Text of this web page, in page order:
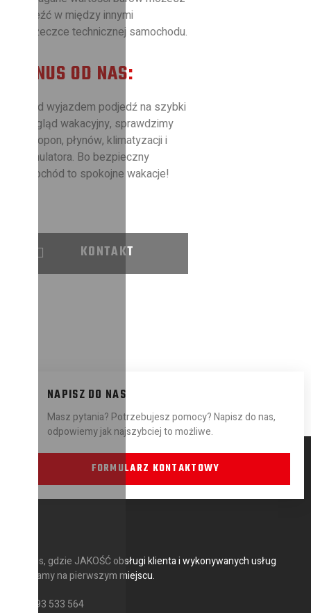
znaleźć w między innymi
książeczce technicznej samochodu.
BONUS OD NAS:
Przed wyjazdem podjedź na szybki
przegląd wakacyjny, sprawdzimy
stan opon, płynów, klimatyzacji i
akumulatora. Bo bezpieczny
samochód to spokojne wakacje!
KONTAKT
NAPISZ DO NAS
Masz pytania? Potrzebujesz pomocy? Napisz do nas,
odpowiemy jak najszybciej to możliwe.
FORMULARZ KONTAKTOWY
Serwis, gdzie JAKOŚĆ obsługi klienta i wykonywanych usług
stawiamy na pierwszym miejscu.
693 533 564